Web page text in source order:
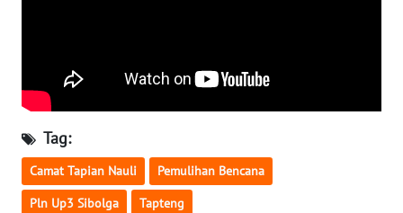
Tag:
Camat Tapian Nauli Pemulihan Bencana
Pln Up3 Sibolga Tapteng
WN
WN
KALTIM